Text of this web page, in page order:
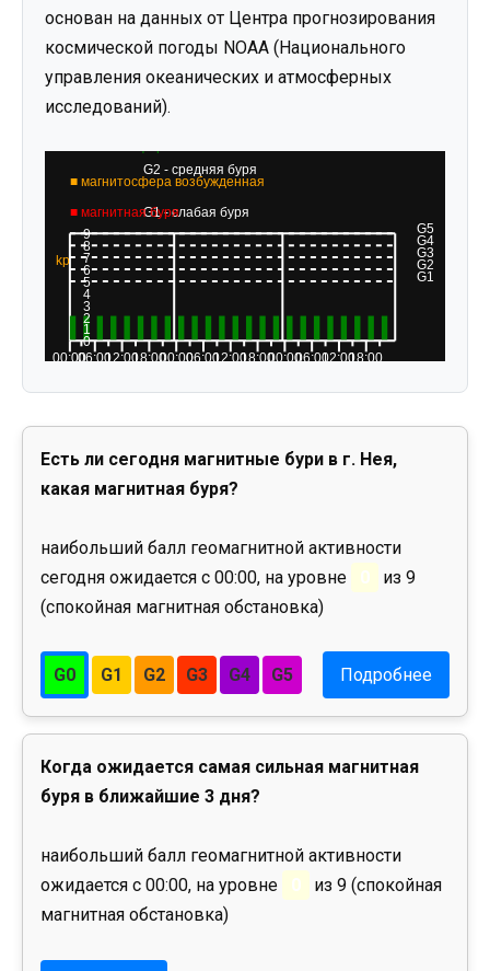
основан на данных от Центра прогнозирования
космической погоды NOAA (Национального
управления океанических и атмосферных
исследований).
Есть ли сегодня магнитные бури в г. Нея,
какая магнитная буря?
наибольший балл геомагнитной активности
сегодня ожидается с 00:00, на уровне
0
из 9
(спокойная магнитная обстановка)
G0 G1 G2 G3 G4 G5 Подробнее
Когда ожидается самая сильная магнитная
буря в ближайшие 3 дня?
наибольший балл геомагнитной активности
ожидается с 00:00, на уровне
0
из 9 (спокойная
магнитная обстановка)